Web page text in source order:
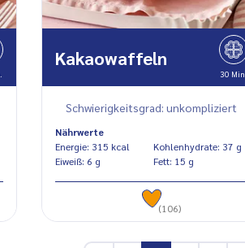
Kakaowaffeln
30 Min.
Schwierigkeitsgrad: unkompliziert
Nährwerte
Energie: 315 kcal
Eiweiß: 6 g
Kohlenhydrate: 37 g
Fett: 15 g
(106)